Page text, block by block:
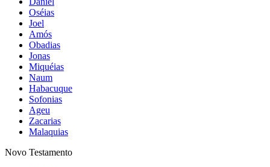
Oséias
Joel
Amós
Obadias
Jonas
Miquéias
Naum
Habacuque
Sofonias
Ageu
Zacarias
Malaquias
Novo Testamento